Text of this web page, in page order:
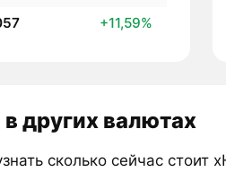
+11,59%
других валютах
сколько сейчас стоит